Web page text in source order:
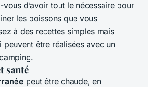
vous d’avoir tout le nécessaire pour
les poissons que vous
à des recettes simples mais
peuvent être réalisées avec un
santé
peut être chaude, en